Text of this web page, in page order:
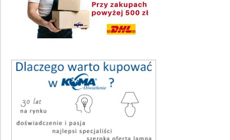
Kolor pełna nazwa
Wybierz
Wybierz
Rodzaj źródła światła
Wybierz
Średnica Ø